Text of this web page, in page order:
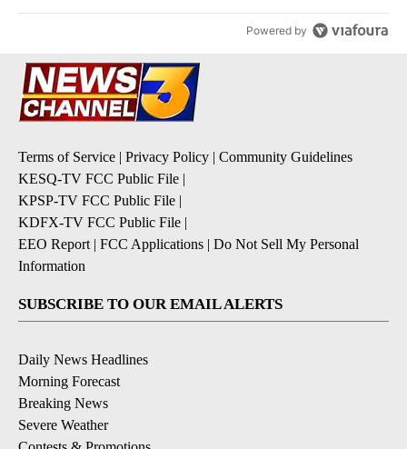
Powered by
Terms of Service | Privacy Policy | Community Guidelines
KESQ-TV FCC Public File |
KPSP-TV FCC Public File |
KDFX-TV FCC Public File |
EEO Report | FCC Applications | Do Not Sell My Personal
Information
SUBSCRIBE TO OUR EMAIL ALERTS
Daily News Headlines
Morning Forecast
Breaking News
Severe Weather